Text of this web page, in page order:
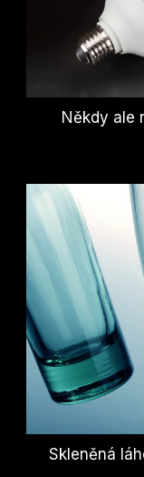
Někdy ale
Skleněná